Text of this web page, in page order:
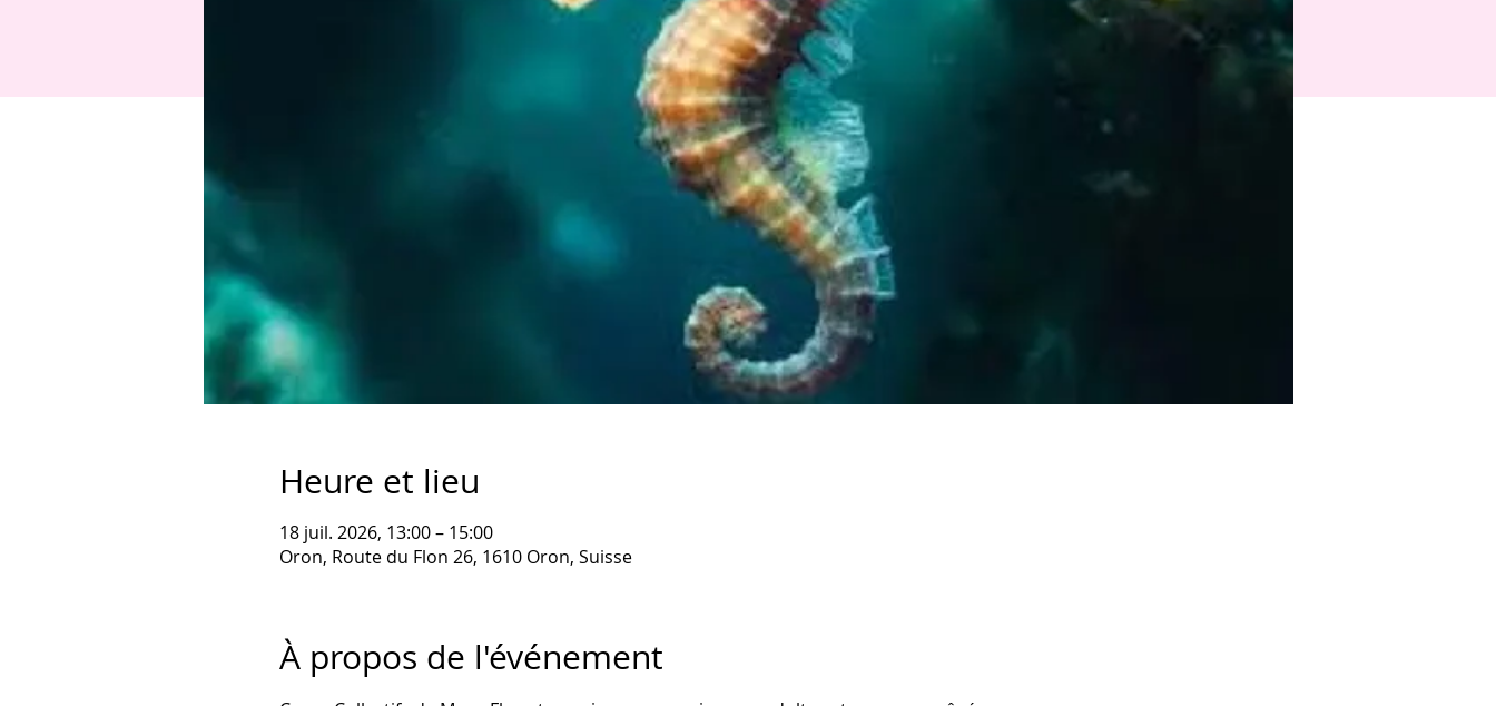
Heure et lieu
18 juil. 2026, 13:00 – 15:00
Oron, Route du Flon 26, 1610 Oron, Suisse
À propos de l'événement